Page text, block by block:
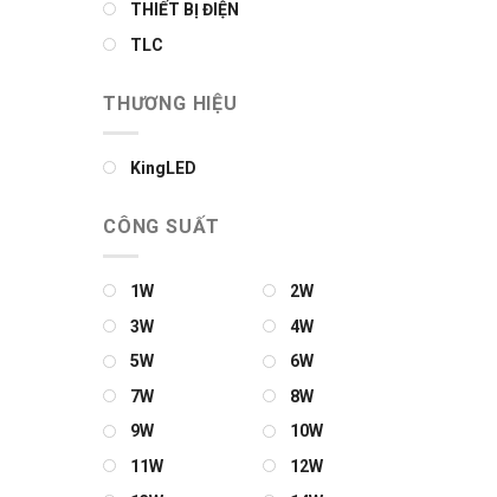
THIẾT BỊ ĐIỆN
TLC
THƯƠNG HIỆU
KingLED
CÔNG SUẤT
1W
2W
3W
4W
5W
6W
7W
8W
9W
10W
11W
12W